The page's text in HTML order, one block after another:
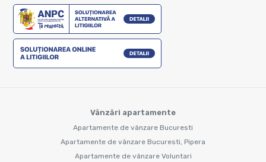
Vânzări apartamente
Apartamente de vânzare Bucuresti
Apartamente de vânzare Bucuresti, Pipera
Apartamente de vânzare Voluntari